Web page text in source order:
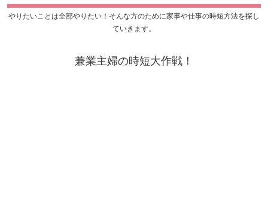
やりたいことは全部やりたい！そんな方のために家事や仕事の時短方法を探し
ていきます。
兼業主婦の時短大作戦！